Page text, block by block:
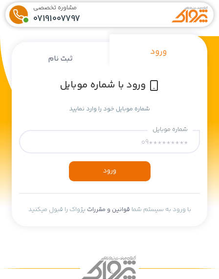
مشاوره تخصصی
07191007797
ورود
ثبت نام
ورود با شماره موبایل
شماره موبایل خود را وارد نمایید
شماره موبایل
ورود
با ورود به سیستم شما قوانین و مقررات پژواک را قبول میکنید